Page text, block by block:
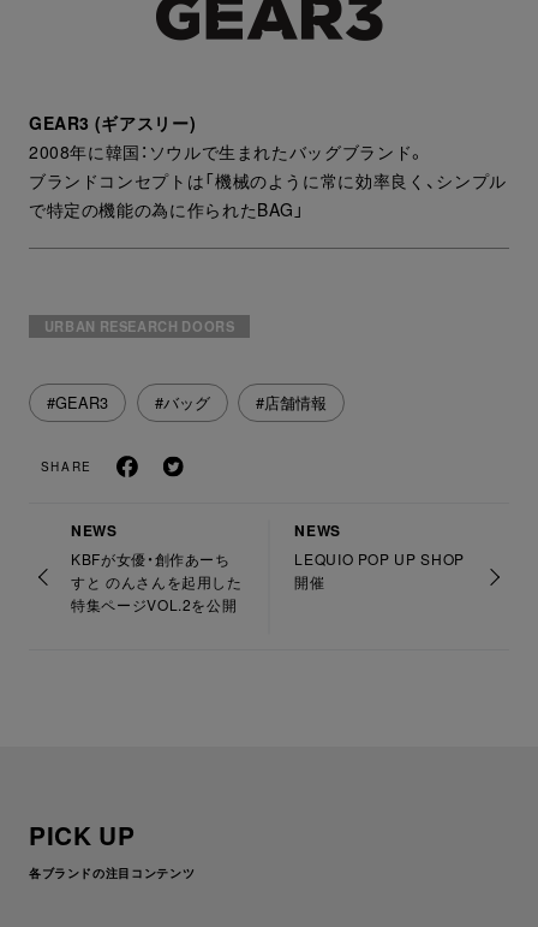
GEAR3 (ギアスリー)
2008年に韓国：ソウルで生まれたバッグブランド。
ブランドコンセプトは「機械のように常に効率良く、シンプル
で特定の機能の為に作られたBAG」
URBAN RESEARCH DOORS
#GEAR3 #バッグ #店舗情報
SHARE
NEWS
KBFが女優・創作あーち
すと のんさんを起用した
特集ページVOL.2を公開
NEWS
LEQUIO POP UP SHOP
開催
PICK UP
各ブランドの注目コンテンツ